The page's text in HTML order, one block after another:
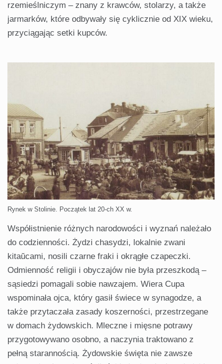
rzemieślniczym – znany z krawców, stolarzy, a także
jarmarków, które odbywały się cyklicznie od XIX wieku,
przyciągając setki kupców.
Rynek w Stolinie. Początek lat 20-ch XX w.
Współistnienie różnych narodowości i wyznań należało
do codzienności. Żydzi chasydzi, lokalnie zwani
kitaŭcami, nosili czarne fraki i okrągłe czapeczki.
Odmienność religii i obyczajów nie była przeszkodą –
sąsiedzi pomagali sobie nawzajem. Wiera Cupa
wspominała ojca, który gasił świece w synagodze, a
także przytaczała zasady koszerności, przestrzegane
w domach żydowskich. Mleczne i mięsne potrawy
przygotowywano osobno, a naczynia traktowano z
pełną starannością. Żydowskie święta nie zawsze